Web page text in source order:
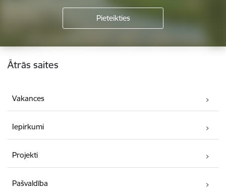
Kājene
Ātrās saites
Vakances
Iepirkumi
Projekti
Pašvaldība